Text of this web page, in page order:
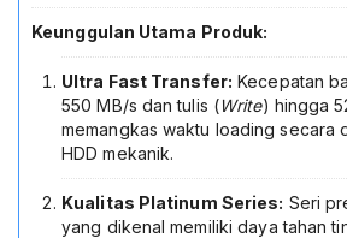
Keunggulan Utama Produk:
Ultra Fast Transfer: Kecepatan
550 MB/s dan tulis (Write) hingga
memangkas waktu loading secara
HDD mekanik.
Kualitas Platinum Series: Seri
yang dikenal memiliki daya tahan